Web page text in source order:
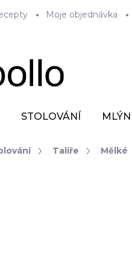
Moje objednávka
STOLOVÁNÍ
Talíře Mělké